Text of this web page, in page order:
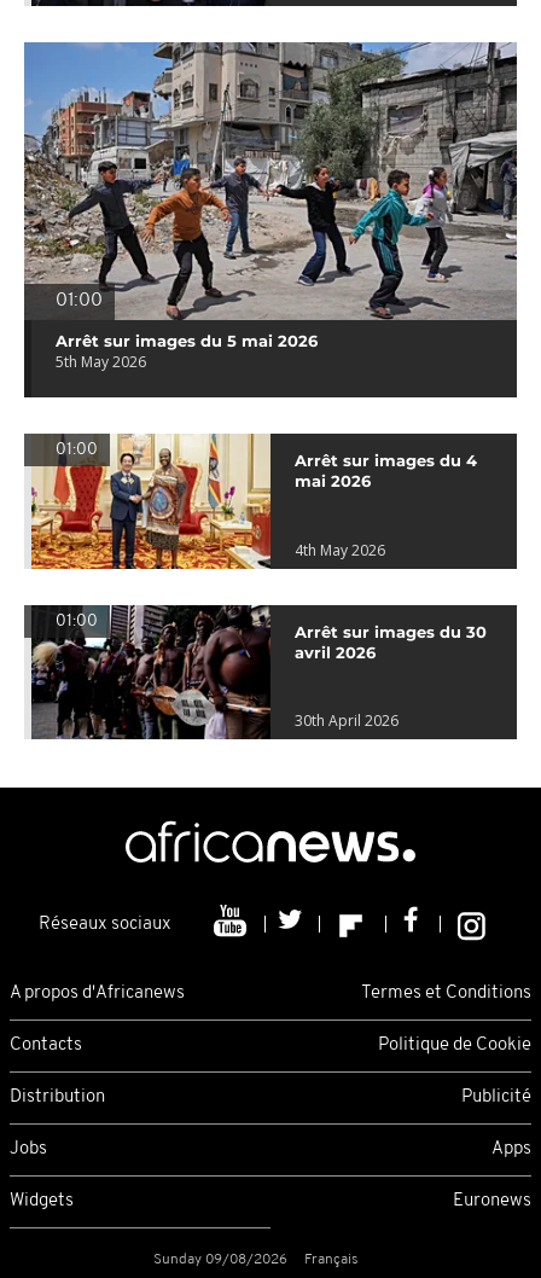
01:00
Arrêt sur images du 5 mai 2026
5th May 2026
01:00
Arrêt sur images du 4
mai 2026
4th May 2026
01:00
Arrêt sur images du 30
avril 2026
30th April 2026
Réseaux sociaux
A propos d'Africanews Termes et Conditions
Contacts Politique de Cookie
Distribution Publicité
Jobs Apps
Widgets Euronews
Sunday 09/08/2026